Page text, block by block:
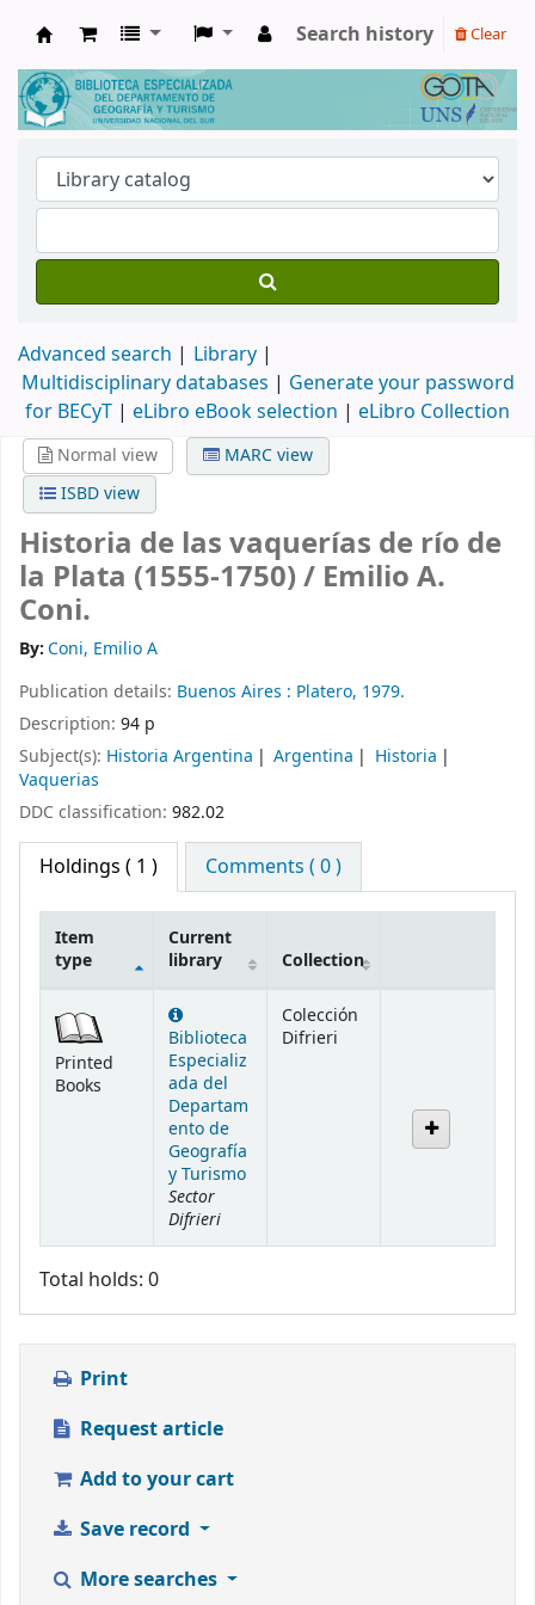
Biblioteca de Geografía y Turismo
Search history Clear
Advanced search
Library
Multidisciplinary databases | Generate your password
for BECyT | eLibro eBook selection | eLibro Collection
Normal view
MARC view
ISBD view
Historia de las vaquerías de río de
la Plata (1555-1750) / Emilio A.
Coni.
By:Coni, Emilio A
Publication details: Buenos Aires : Platero, 1979.
Description: 94 p
Subject(s): Historia Argentina Argentina
Historia
Vaquerias
DDC classification: 982.02
Holdings ( 1 ) Comments ( 0 )
Item
type
Current
library
Collection
Printed
Books
Biblioteca
Especializ
ada del
Departam
ento de
Geografía
y Turismo
Sector
Difrieri
Colección
Difrieri
Total holds: 0
Print
Request article
Add to your cart
Save record
More searches